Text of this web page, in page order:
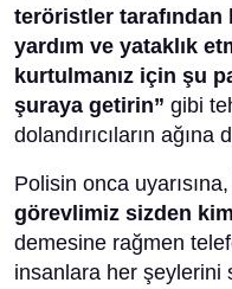
teröristler tarafından
yardım ve yataklık
kurtulmanız için şu
şuraya getirin” gibi
dolandırıcıların
Polisin onca
görevlimiz sizden
demesine rağmen
insanlara her şeylerini